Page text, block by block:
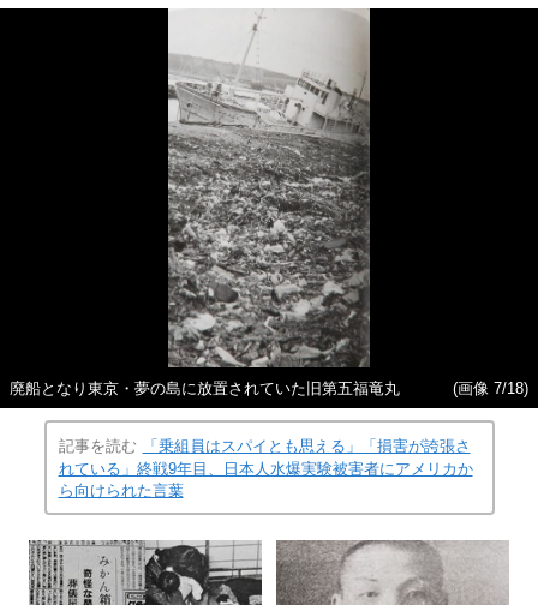
廃船となり東京・夢の島に放置されていた旧第五福竜丸 (画像 7/18)
記事を読む
「乗組員はスパイとも思える」「損害が誇張さ
れている」終戦9年目、日本人水爆実験被害者にアメリカか
ら向けられた言葉